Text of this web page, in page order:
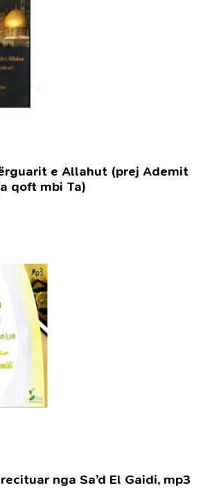
e Allahut (prej Ademit
qoft mbi Ta)
nga Sa’d El Gaidi, mp3